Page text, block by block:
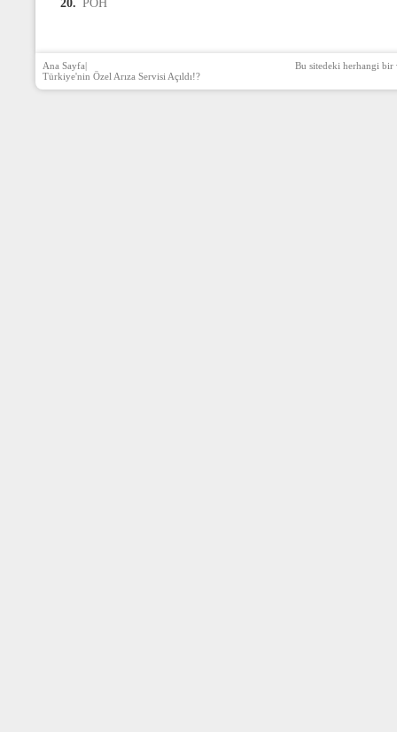
20. PÖH
Ana Sayfa|
Türkiye'nin Özel Arıza Servisi Açıldı!?
Bu sitedeki herhangi bir